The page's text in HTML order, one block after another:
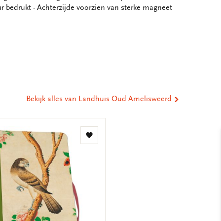
bedrukt - Achterzijde voorzien van sterke magneet
Bekijk alles van Landhuis Oud Amelisweerd
Toevoegen